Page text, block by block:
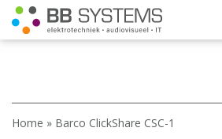
Home
Home » Barco ClickShare CSC-1